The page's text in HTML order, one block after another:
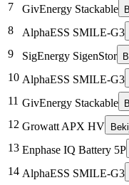
7
GivEnergy Stackable
8
AlphaESS SMILE-G3
9
SigEnergy SigenStor
10 AlphaESS SMILE-G3
11 GivEnergy Stackable
12 Growatt APX HV
13 Enphase IQ Battery 5P
14 AlphaESS SMILE-G3